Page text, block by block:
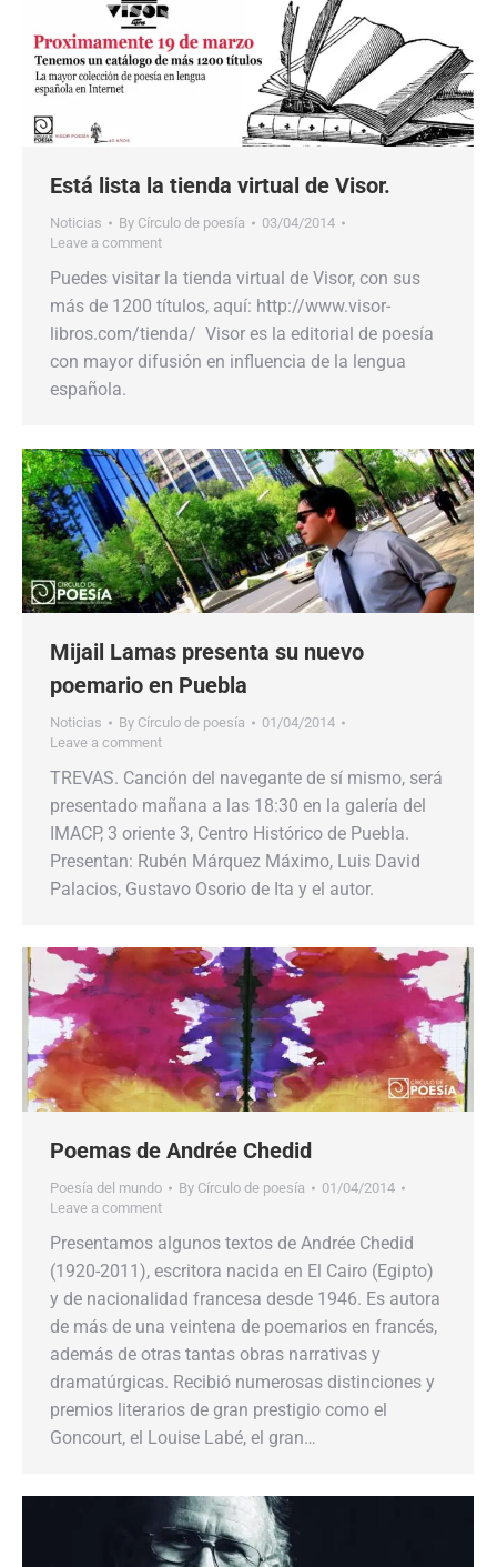
Está lista la tienda virtual de Visor.
Noticias By Círculo de poesía
03/04/2014
Leave a comment
Puedes visitar la tienda virtual de Visor, con sus
más de 1200 títulos, aquí: http://www.visor-
libros.com/tienda/ Visor es la editorial de poesía
con mayor difusión en influencia de la lengua
española.
Mijail Lamas presenta su nuevo
poemario en Puebla
Noticias By Círculo de poesía
01/04/2014
Leave a comment
TREVAS. Canción del navegante de sí mismo, será
presentado mañana a las 18:30 en la galería del
IMACP, 3 oriente 3, Centro Histórico de Puebla.
Presentan: Rubén Márquez Máximo, Luis David
Palacios, Gustavo Osorio de Ita y el autor.
Poemas de Andrée Chedid
Poesía del mundo By Círculo de poesía
01/04/2014
Leave a comment
Presentamos algunos textos de Andrée Chedid
(1920-2011), escritora nacida en El Cairo (Egipto)
y de nacionalidad francesa desde 1946. Es autora
de más de una veintena de poemarios en francés,
además de otras tantas obras narrativas y
dramatúrgicas. Recibió numerosas distinciones y
premios literarios de gran prestigio como el
Goncourt, el Louise Labé, el gran…